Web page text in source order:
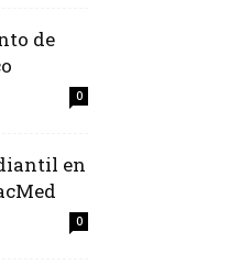
de
0
en
0